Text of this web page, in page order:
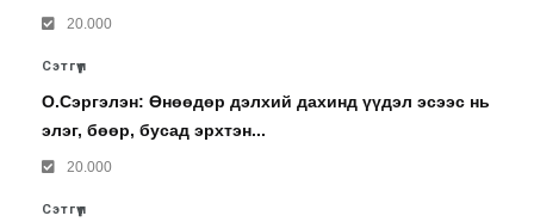
20.000
Сэтгүүл
О.Сэргэлэн: Өнөөдөр дэлхий дахинд үүдэл эсээс нь
элэг, бөөр, бусад эрхтэн...
20.000
Сэтгүүл